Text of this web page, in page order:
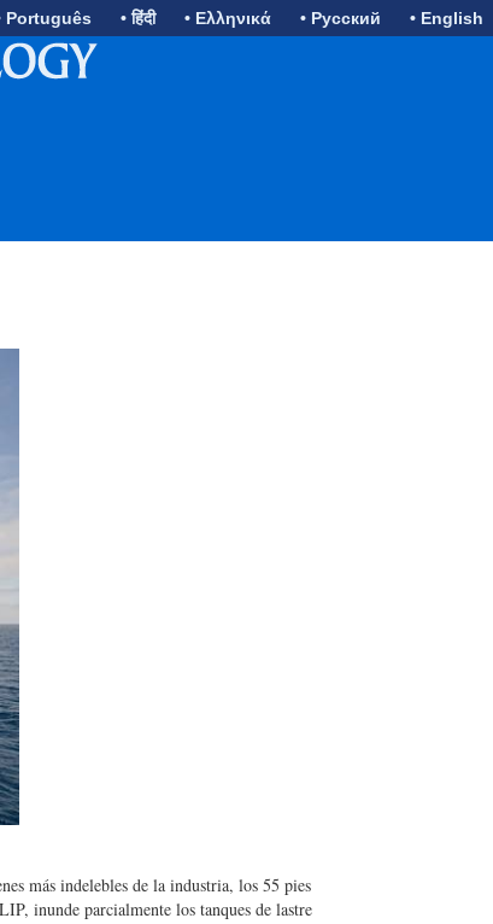
Português • हिंदी • Ελληνικά • Русский • English
más indelebles de la industria, los 55 pies
inunde parcialmente los tanques de lastre